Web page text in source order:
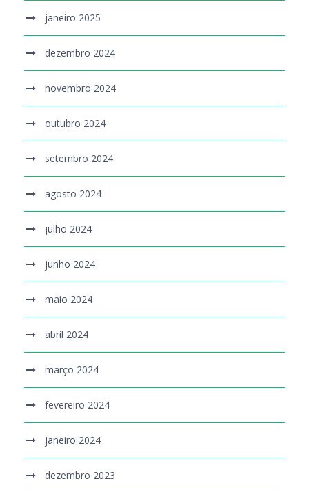
janeiro 2025
dezembro 2024
novembro 2024
outubro 2024
setembro 2024
agosto 2024
julho 2024
junho 2024
maio 2024
abril 2024
março 2024
fevereiro 2024
janeiro 2024
dezembro 2023